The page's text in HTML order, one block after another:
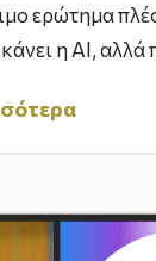
ερώτημα
η AI, αλλά